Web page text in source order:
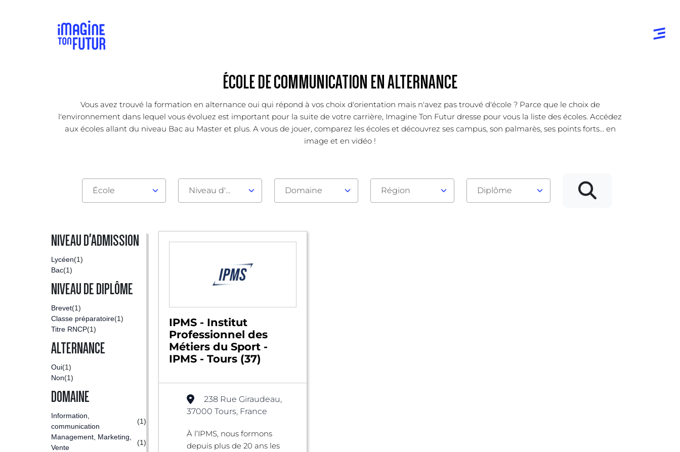
ÉCOLE DE COMMUNICATION EN ALTERNANCE
Vous avez trouvé la formation en alternance oui qui répond à vos choix d'orientation mais n'avez pas trouvé d'école ? Parce que le choix de
l'environnement dans lequel vous évoluez est important pour la suite de votre carrière, Imagine Ton Futur dresse pour vous la liste des écoles. Accédez
aux écoles allant du niveau Bac au Master et plus. A vous de jouer, comparez les écoles et découvrez ses campus, son palmarès, ses points forts... en
image et en vidéo !
École Niveau d'admission Domaine Région Diplôme
NIVEAU D'ADMISSION
Lycéen(1)
Bac(1)
NIVEAU DE DIPLÔME
Brevet(1)
Classe préparatoire(1)
Titre RNCP(1)
ALTERNANCE
Oui(1)
Non(1)
DOMAINE
Information,
communication
(1)
Management, Marketing,
Vente
(1)
IPMS - Institut
Professionnel des
Métiers du Sport -
IPMS - Tours (37)
238 Rue Giraudeau,
37000 Tours, France
À l’IPMS, nous formons
depuis plus de 20 ans les